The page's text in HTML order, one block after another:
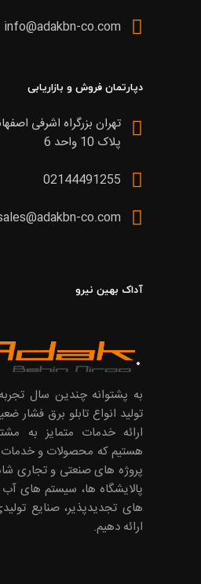
info@adakbn-co.com
دپارتمان فروش و بازاریابی
تهران بزرگراه اشرفی
پلاک 10 واحد 6
02144491255
co.com
آداک بهین نیرو
به پشتوانه چندین سال
تولید انواع تابلو برق فشار
ارائه خدمات متمایز به
هستیم که محصولات و خدمات
پروژه های صنعتی و تجاری
پالایشگاه ها، سیستم های
های تجدیدپذیر، صنایع
ارائه دهیم.